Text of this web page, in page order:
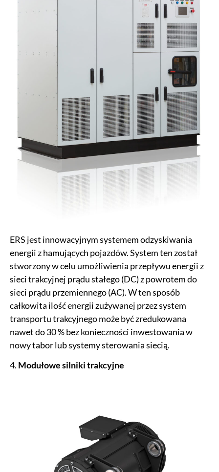
ERS jest innowacyjnym systemem odzyskiwania
energii z hamujących pojazdów. System ten został
stworzony w celu umożliwienia przepływu energii z
sieci trakcyjnej prądu stałego (DC) z powrotem do
sieci prądu przemiennego (AC). W ten sposób
całkowita ilość energii zużywanej przez system
transportu trakcyjnego może być zredukowana
nawet do 30 % bez konieczności inwestowania w
nowy tabor lub systemy sterowania siecią.
4. Modułowe silniki trakcyjne